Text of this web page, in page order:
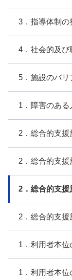
3．指導体制の
4．社会的及び
5．施設のバリ
1．障害のある
2．総合的支
2．総合的支
2．総合的支援
2．総合的支
1．利用者本位
1．利用者本位